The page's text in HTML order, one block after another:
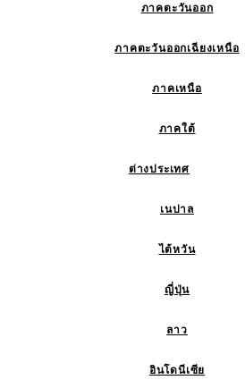
ภาคตะวันออก
ภาคตะวันออกเฉียงเหนือ
ภาคเหนือ
ภาคใต้
ต่างประเทศ
เนปาล
ไต้หวัน
ญี่ปุ่น
ลาว
อินโดนีเซีย